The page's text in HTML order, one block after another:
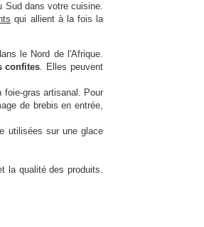
Sud dans votre cuisine.
qui allient à la fois la
le Nord de l'Afrique.
confites. Elles peuvent
foie-gras artisanal. Pour
de brebis en entrée,
utilisées sur une glace
la qualité des produits.